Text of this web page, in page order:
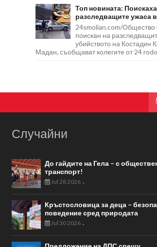
Топ новината:
разследващите ужаса
24smolian.com/Общество
поискан на
убийството на Костадин
Мадан, съобщават колегите от 24
Случайни
До гайдите на Гела – с
транспорт!
Jul 28 2026-
Кръстословица за деца –
поведение сред природата
Jul 30 2026-